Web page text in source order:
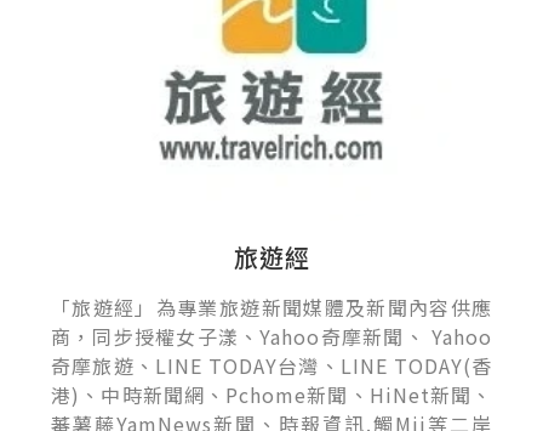
旅遊經
「旅遊經」為專業旅遊新聞媒體及新聞內容供應
商，同步授權女子漾、Yahoo奇摩新聞、 Yahoo
奇摩旅遊、LINE TODAY台灣、LINE TODAY(香
港)、中時新聞網、Pchome新聞、HiNet新聞、
蕃薯藤YamNews新聞、時報資訊.觸Mii等二岸